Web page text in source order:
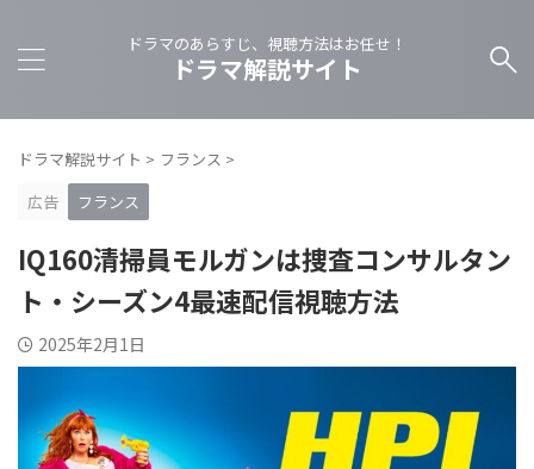
ドラマのあらすじ、視聴方法はお任せ！
ドラマ解説サイト
ドラマ解説サイト > フランス >
広告
フランス
IQ160清掃員モルガンは捜査コンサルタン
ト・シーズン4最速配信視聴方法
2025年2月1日